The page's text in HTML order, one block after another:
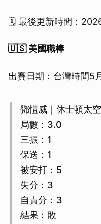
🗓️ 最後更新時間：
🇺🇸 美國職棒
出賽日期：台灣時間5
鄧愷威｜休士頓太
局數：3.0
三振：1
保送：1
被安打：5
失分：3
自責分：3
結果：敗